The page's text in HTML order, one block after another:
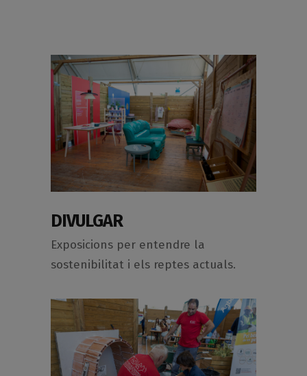
DIVULGAR
Exposicions per entendre la
sostenibilitat i els reptes actuals.